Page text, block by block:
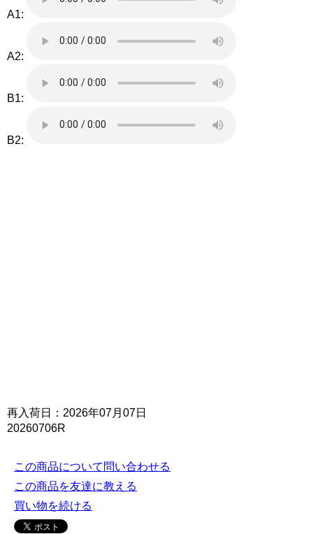
A1:
A2:
B1:
B2:
再入荷日：2026年07月07日
20260706R
この商品について問い合わせる
この商品を友達に教える
買い物を続ける